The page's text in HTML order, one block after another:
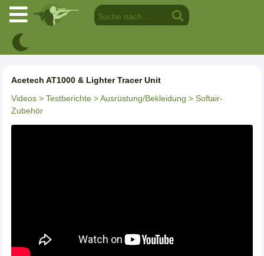
Acetech AT1000 & Lighter Tracer Unit
Videos > Testberichte > Ausrüstung/Bekleidung > Softair-
Zubehör